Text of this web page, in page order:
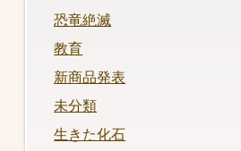
恐竜絶滅
教育
新商品発表
未分類
生きた化石